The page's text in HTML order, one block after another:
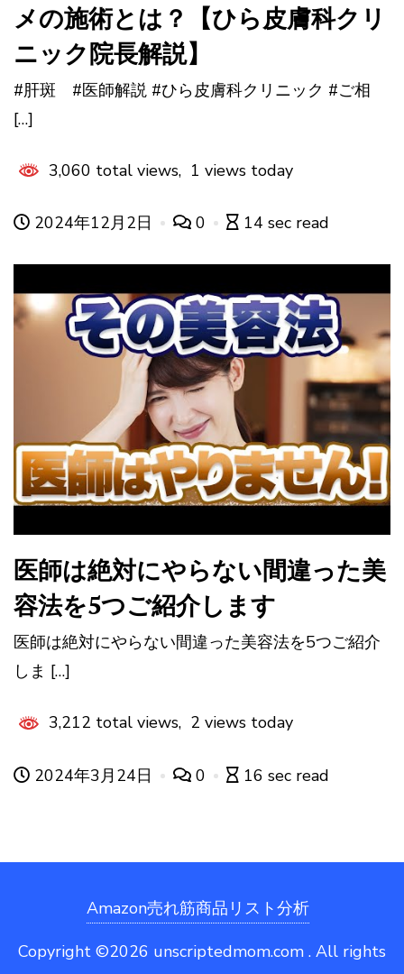
メの施術とは？【ひら皮膚科クリ
ニック院長解説】
#肝斑 #医師解説 #ひら皮膚科クリニック #ご相
[…]
3,060 total views, 1 views today
2024年12月2日 0 14 sec read
医師は絶対にやらない間違った美
容法を5つご紹介します
医師は絶対にやらない間違った美容法を5つご紹介
しま […]
3,212 total views, 2 views today
2024年3月24日 0 16 sec read
Amazon売れ筋商品リスト分析
Copyright ©2026 unscriptedmom.com . All rights